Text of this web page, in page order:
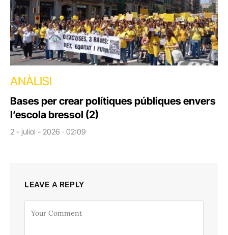
ANÀLISI
Bases per crear polítiques públiques envers
l’escola bressol (2)
2 - juliol - 2026 · 02:09
LEAVE A REPLY